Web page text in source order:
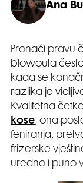
Ana
Pronaći pravu
blowouta
kada se
razlika je
Kvalitetna
kose, ona
feniranja,
frizerske
uredno i puno